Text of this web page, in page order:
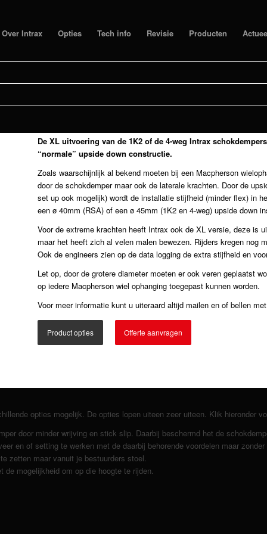
Over Intrax Opties Tech info Revisie Producten
De XL uitvoering van de 1K2 of de 4-weg Intrax
“normale” upside down constructie.
Zoals waarschijnlijk al bekend moeten bij een Macpherson
door de schokdemper maar ook de laterale krachten. Door de
set up ook mogelijk) wordt de installatie stijfheid (minder flex) in
een ø 40mm (RSA) of een ø 45mm (1K2 en 4-weg) upside down
Voor de extreme krachten heeft Intrax ook de XL versie, deze is
maar het heeft zich al velen malen bewezen. Rijders kregen nog
Ook de engineers zien op de data logging de extra stijfheid en
Let op, door de grotere diameter moeten er ook veren geplaatst
op iedere Macpherson wiel ophanging toegepast kunnen worden.
Voor meer informatie kunt u uiteraard altijd mailen en of bellen
Product opties Offerte aanvragen
opties mogelijk. De opties lopen uiteen zeer uiteen. Klik hieronder
door minder wrijving en stick slip. Daarbij beschermd het de
en of setting te werken met de daarbij behorende voordelen maar zonder
zetten maar vanuit je bestuurders stoel.
de mogelijkheid om op die hoogte te rijden.